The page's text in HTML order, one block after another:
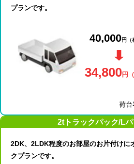
プランです。
40,000円
34,800円
荷台
2tトラックパック/Lパ
2DK、2LDK程度のお部屋のお片付けに
クプランです。